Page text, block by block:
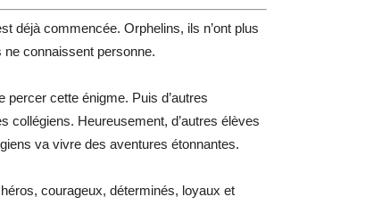
déjà commencée. Orphelins, ils n’ont plus
ne connaissent personne.
cette énigme. Puis d’autres
collégiens. Heureusement, d’autres élèves
va vivre des aventures étonnantes.
courageux, déterminés, loyaux et